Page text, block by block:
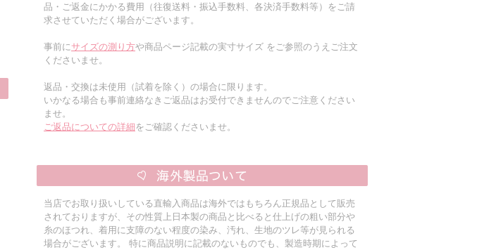
品・ご返金にかかる費用（往復送料・振込手数料、各決済手数料等）をご請
求させていただく場合がございます。
事前にサイズの測り方や商品ページ記載の実寸サイズ をご参照のうえご注文
くださいませ。
返品・交換は未使用（試着を除く）の場合に限ります。
いかなる場合も事前連絡なきご返品はお受付できませんのでご注意ください
ませ。
ご返品についての詳細をご確認くださいませ。
当店でお取り扱いしている直輸入商品は海外ではもちろん正規品として販売
されておりますが、その性質上日本製の商品と比べると仕上げの粗い部分や
糸のほつれ、着用に支障のない程度の染み、汚れ、生地のツレ等が見られる
場合がございます。 特に商品説明に記載のないものでも、製造時期によって